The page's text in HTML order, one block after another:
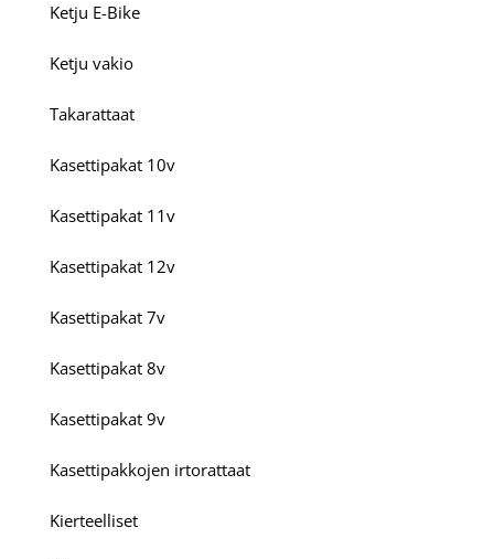
Ketju E-Bike
Ketju vakio
Takarattaat
Kasettipakat 10v
Kasettipakat 11v
Kasettipakat 12v
Kasettipakat 7v
Kasettipakat 8v
Kasettipakat 9v
Kasettipakkojen irtorattaat
Kierteelliset